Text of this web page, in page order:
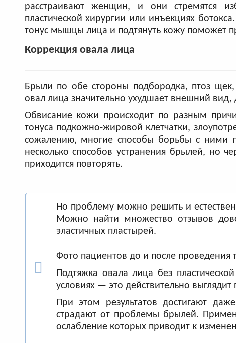
расстраивают женщин, и они стремятся
пластической хирургии или инъекциях
тонус мышцы лица и подтянуть кожу поможет
Коррекция овала лица
Брыли по обе стороны подбородка, птоз
овал лица значительно ухудшает внешний вид,
Обвисание кожи происходит по разным
тонуса подкожно-жировой клетчатки,
сожалению, многие способы борьбы с ними
несколько способов устранения брылей, но
приходится повторять.
Но проблему можно решить и
Можно найти множество отзывов
эластичных пластырей.
Фото пациентов до и после проведения
Подтяжка овала лица без
условиях — это действительно
При этом результатов достигают
страдают от проблемы брылей.
ослабление которых приводит к